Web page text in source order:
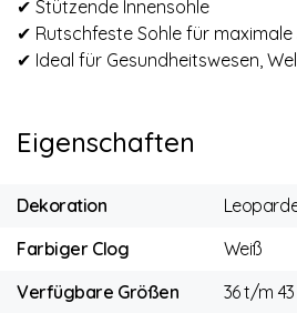
✔ Stützende Innensohle
✔ Rutschfeste Sohle für maximale
✔ Ideal für Gesundheitswesen,
Eigenschaften
Dekoration
Farbiger Clog
Weiß
Verfügbare Größen
36 t/m